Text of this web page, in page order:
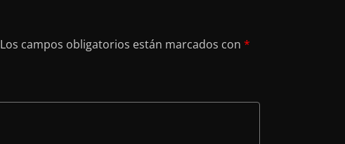
Los campos obligatorios están marcados con *